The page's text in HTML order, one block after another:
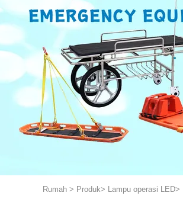
Rumah > Produk> Lampu operasi LED>